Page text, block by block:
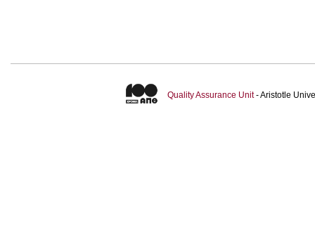
Quality Assurance Unit- Aristotle